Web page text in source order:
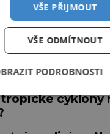
NEJČTENĚJŠÍ
za poslední
cyklóny
VŠE PŘIJMOUT
VŠE ODMÍTNOUT
PODROBNOSTI